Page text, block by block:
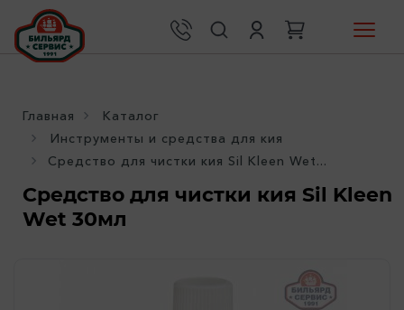
Главная
Каталог
Инструменты и средства для кия
Средство для чистки кия Sil Kleen Wet...
Средство для чистки кия Sil Kleen
Wet 30мл